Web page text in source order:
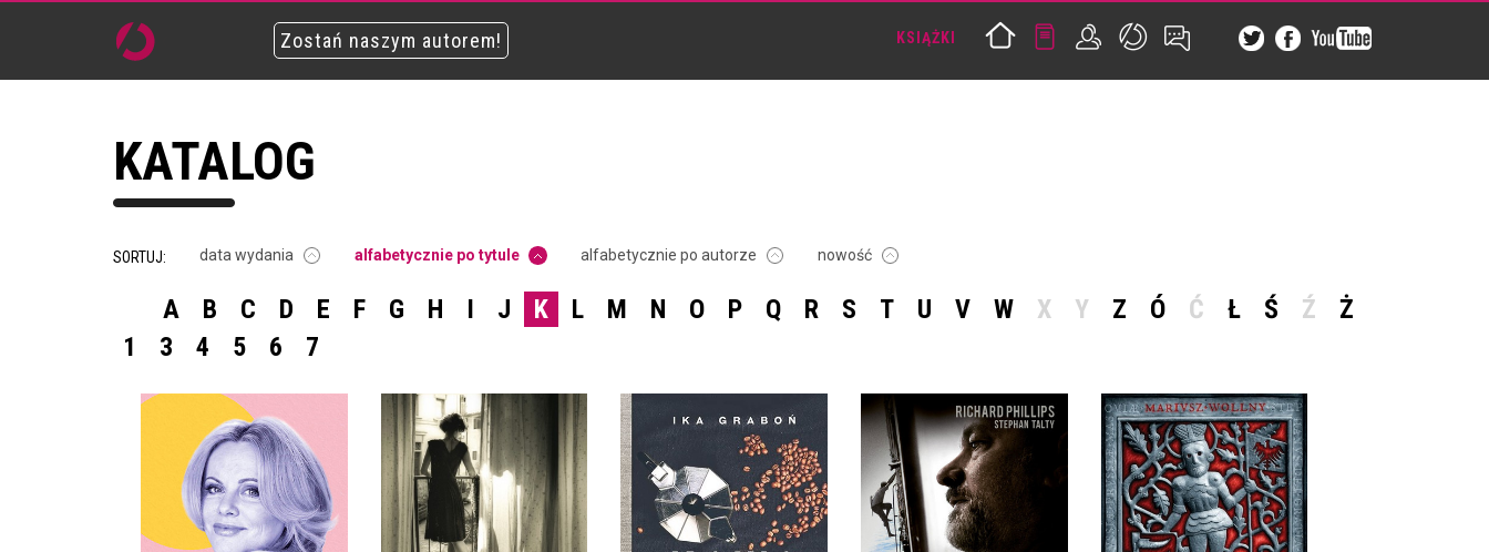
Zostań naszym autorem! KSIĄŻKI
KATALOG
SORTUJ: data wydania alfabetycznie po tytule alfabetycznie po autorze nowość
A B C D E F G H I J K L M N O P Q R S T U V W X Y Z Ó Ć Ł Ś Ź
Ż
1
3 4 5 6 7
KAŻDY DZIEŃ JEST
CUDEM
KAMILA DRECKA, JOANNA
KAŻDY DOM
POTRZEBUJE BALKONU
KAWA. INSTRUKCJA
OBSŁUGI
NAJPOPULARNIEJSZEGO
NAPOJU NA ŚWIECIE
KAPITAN. NA SŁUŻBIE
RICHARD PHILLIPS,
KACPER RYX I TYRAN
NIENAWISTNY